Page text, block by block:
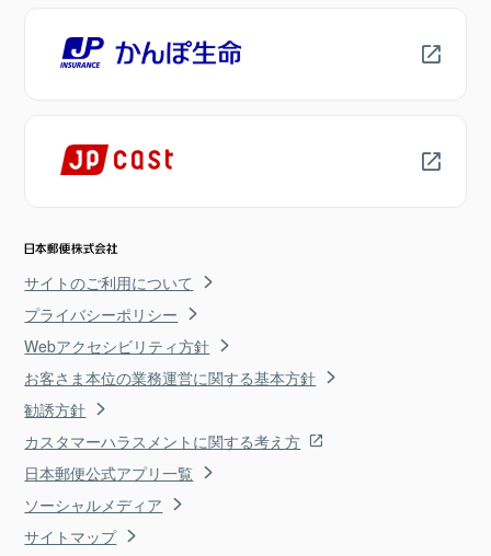
サイトのご利用について
プライバシーポリシー
Webアクセシビリティ方針
お客さま本位の業務運営に関する基本方針
勧誘方針
カスタマーハラスメントに関する考え方
日本郵便公式アプリ一覧
ソーシャルメディア
サイトマップ